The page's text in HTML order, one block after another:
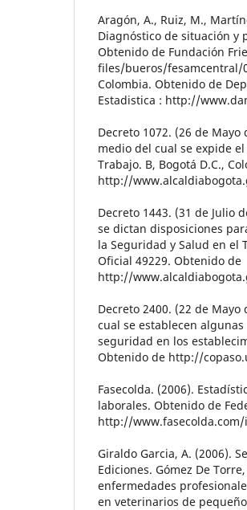
Aragón, A., Ruiz, M.,
Diagnóstico de situación y
Obtenido de Fundación
files/bueros/fesamcentral/
Colombia. Obtenido de
Estadistica : http://
Decreto 1072. (26 de
medio del cual se expide
Trabajo. B, Bogotá D.C.,
http://
Decreto 1443. (31 de Julio
se dictan disposiciones
la Seguridad y Salud en el
Oficial 49229. Obtenido de
http://
Decreto 2400. (22 de
cual se establecen
seguridad en los
Obtenido de http://
Fasecolda. (2006).
laborales. Obtenido de
http://
Giraldo Garcia, A. (2006).
Ediciones. Gómez De
enfermedades
en veterinarios de